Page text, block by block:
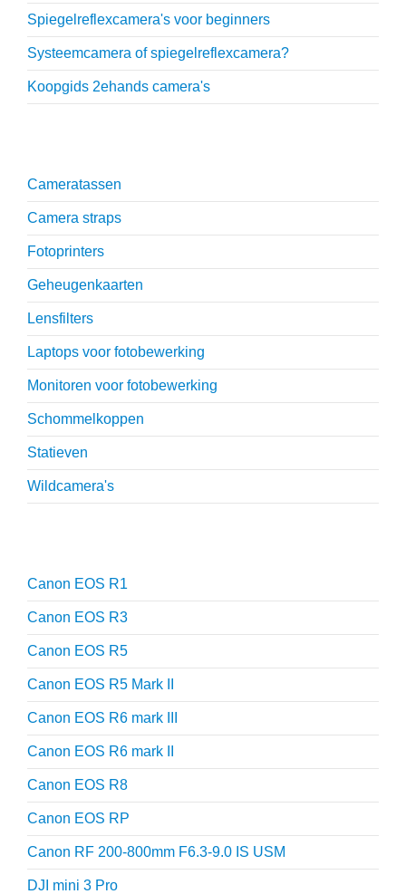
Spiegelreflexcamera's voor beginners
Systeemcamera of spiegelreflexcamera?
Koopgids 2ehands camera's
Cameratassen
Camera straps
Fotoprinters
Geheugenkaarten
Lensfilters
Laptops voor fotobewerking
Monitoren voor fotobewerking
Schommelkoppen
Statieven
Wildcamera's
Canon EOS R1
Canon EOS R3
Canon EOS R5
Canon EOS R5 Mark II
Canon EOS R6 mark III
Canon EOS R6 mark II
Canon EOS R8
Canon EOS RP
Canon RF 200-800mm F6.3-9.0 IS USM
DJI mini 3 Pro